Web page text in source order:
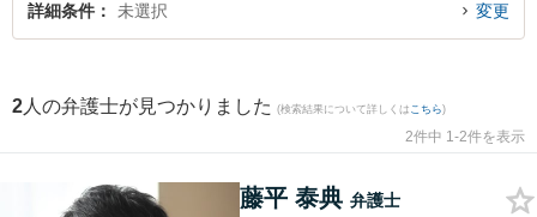
詳細条件 未選択 変更
2 人の弁護士が見つかりました (検索結果について詳しくは こちら)
2件中 1-2件を表示
藤平 泰典 弁護士